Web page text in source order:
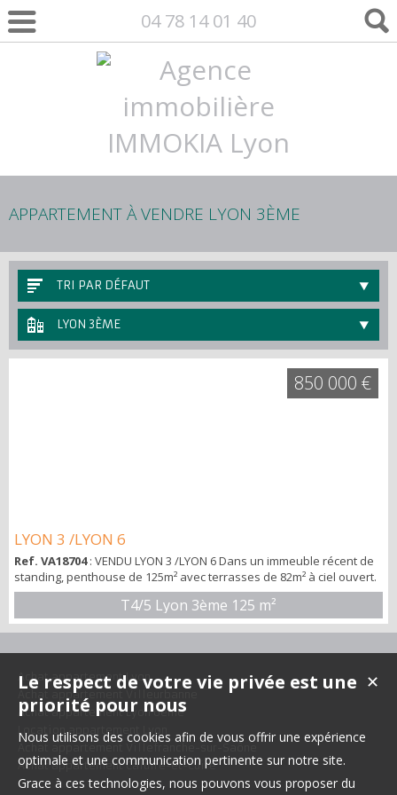
04 78 14 01 40
APPARTEMENT À VENDRE LYON 3ÈME
TRI PAR DÉFAUT
LYON 3ÈME
LYON 3 /LYON 6
Ref. VA18704: VENDU LYON 3 /LYON 6 Dans un immeuble récent de
standing, penthouse de 125m² avec terrasses de 82m² à ciel ouvert.
L'appartement se compose d'un espace de vie de 51m² s'ouvrant
sur une très agréable terrasse arborée de 70m² plein Sud. La
cuisine semi ouverte et équipée bénéficie de sa propre porte de
principale. La partie nu...
T4/5 Lyon 3ème 125 m²
850 000 €
Achat appartement Lyon
Achat appartement Villeurbanne
Achat appartement Lyon 6ème
Location appartement Lyon
Achat appartement Caluire-et-Cuire
✕
Le respect de votre vie privée est une
priorité pour nous
Nous utilisons des cookies afin de vous offrir une expérience
optimale et une communication pertinente sur notre site.
Grace à ces technologies, nous pouvons vous proposer du